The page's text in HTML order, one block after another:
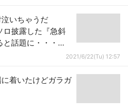
泣いちゃうだ
ロ披露した『急斜
話題に・・・
／松村沙友理 卒業2021/6/22(Tu) 12:57
着いたけどガラガ